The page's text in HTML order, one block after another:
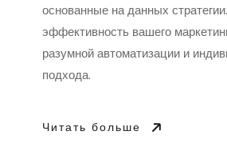
основанные на данных
эффективность вашего
разумной автоматизации и
подхода.
Читать больше